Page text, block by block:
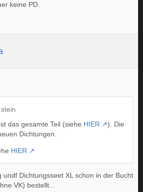
keine PD.
das gesamte Teil (siehe HIER
). Die
Dichtungen.
HIER
undf Dichtungsseet XL schon in der Bucht
VK) bestellt...